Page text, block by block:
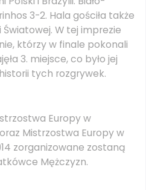
3-2. Hala gościła także
W tej imprezie
którzy w finale pokonali
3. miejsce, co było jej
tych rozgrywek.
Europy w
Mistrzostwa Europy w
zorganizowane zostaną
Mężczyzn.